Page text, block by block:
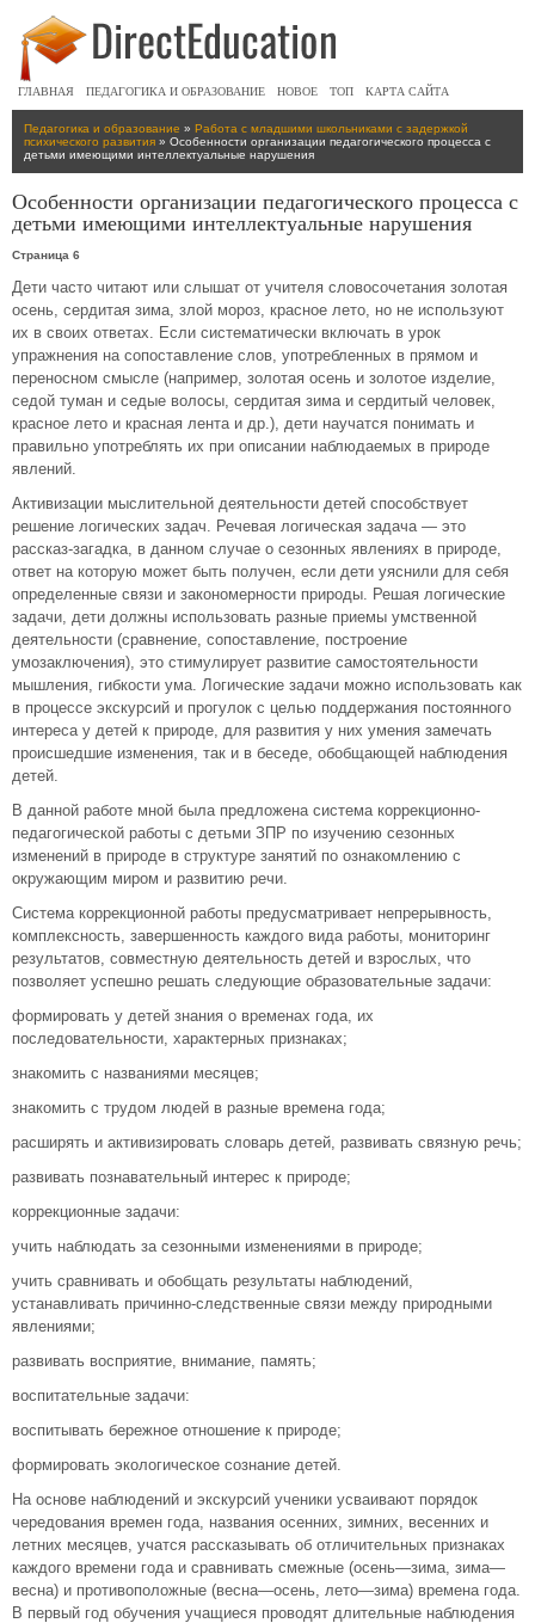
ГЛАВНАЯ ПЕДАГОГИКА И ОБРАЗОВАНИЕ НОВОЕ ТОП КАРТА САЙТА
Педагогика и образование » Работа с младшими школьниками с задержкой
психического развития » Особенности организации педагогического процесса с
детьми имеющими интеллектуальные нарушения
Особенности организации педагогического процесса с
детьми имеющими интеллектуальные нарушения
Страница 6
Дети часто читают или слышат от учителя словосочетания золотая
осень, сердитая зима, злой мороз, красное лето, но не используют
их в своих ответах. Если систематически включать в урок
упражнения на сопоставление слов, употребленных в прямом и
переносном смысле (например, золотая осень и золотое изделие,
седой туман и седые волосы, сердитая зима и сердитый человек,
красное лето и красная лента и др.), дети научатся понимать и
правильно употреблять их при описании наблюдаемых в природе
явлений.
Активизации мыслительной деятельности детей способствует
решение логических задач. Речевая логическая задача — это
рассказ-загадка, в данном случае о сезонных явлениях в природе,
ответ на которую может быть получен, если дети уяснили для себя
определенные связи и закономерности природы. Решая логические
задачи, дети должны использовать разные приемы умственной
деятельности (сравнение, сопоставление, построение
умозаключения), это стимулирует развитие самостоятельности
мышления, гибкости ума. Логические задачи можно использовать как
в процессе экскурсий и прогулок с целью поддержания постоянного
интереса у детей к природе, для развития у них умения замечать
происшедшие изменения, так и в беседе, обобщающей наблюдения
детей.
В данной работе мной была предложена система коррекционно-
педагогической работы с детьми ЗПР по изучению сезонных
изменений в природе в структуре занятий по ознакомлению с
окружающим миром и развитию речи.
Система коррекционной работы предусматривает непрерывность,
комплексность, завершенность каждого вида работы, мониторинг
результатов, совместную деятельность детей и взрослых, что
позволяет успешно решать следующие образовательные задачи:
формировать у детей знания о временах года, их
последовательности, характерных признаках;
знакомить с названиями месяцев;
знакомить с трудом людей в разные времена года;
расширять и активизировать словарь детей, развивать связную речь;
развивать познавательный интерес к природе;
коррекционные задачи:
учить наблюдать за сезонными изменениями в природе;
учить сравнивать и обобщать результаты наблюдений,
устанавливать причинно-следственные связи между природными
явлениями;
развивать восприятие, внимание, память;
воспитательные задачи:
воспитывать бережное отношение к природе;
формировать экологическое сознание детей.
На основе наблюдений и экскурсий ученики усваивают порядок
чередования времен года, названия осенних, зимних, весенних и
летних месяцев, учатся рассказывать об отличительных признаках
каждого времени года и сравнивать смежные (осень—зима, зима—
весна) и противоположные (весна—осень, лето—зима) времена года.
В первый год обучения учащиеся проводят длительные наблюдения